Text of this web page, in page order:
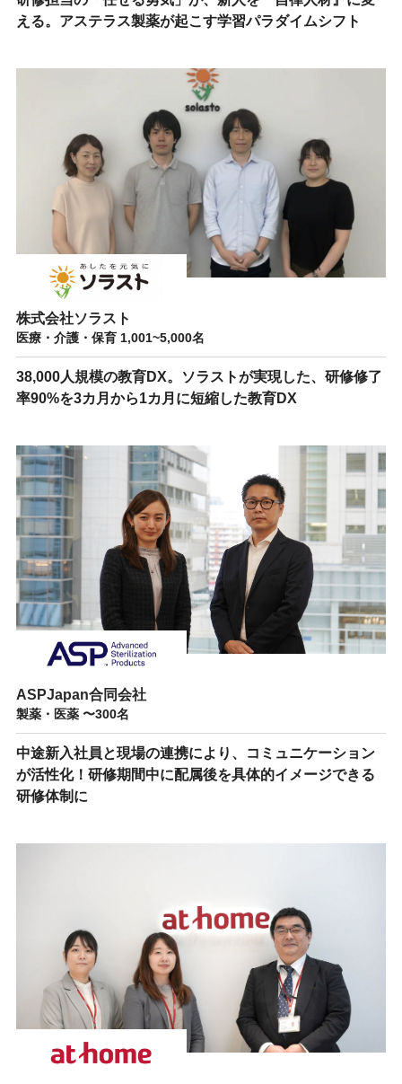
える。アステラス製薬が起こす学習パラダイムシフト
株式会社ソラスト
医療・介護・保育 1,001~5,000名
38,000人規模の教育DX。ソラストが実現した、研修修了
率90%を3カ月から1カ月に短縮した教育DX
ASPJapan合同会社
製薬・医薬 〜300名
中途新入社員と現場の連携により、コミュニケーション
が活性化！研修期間中に配属後を具体的イメージできる
研修体制に